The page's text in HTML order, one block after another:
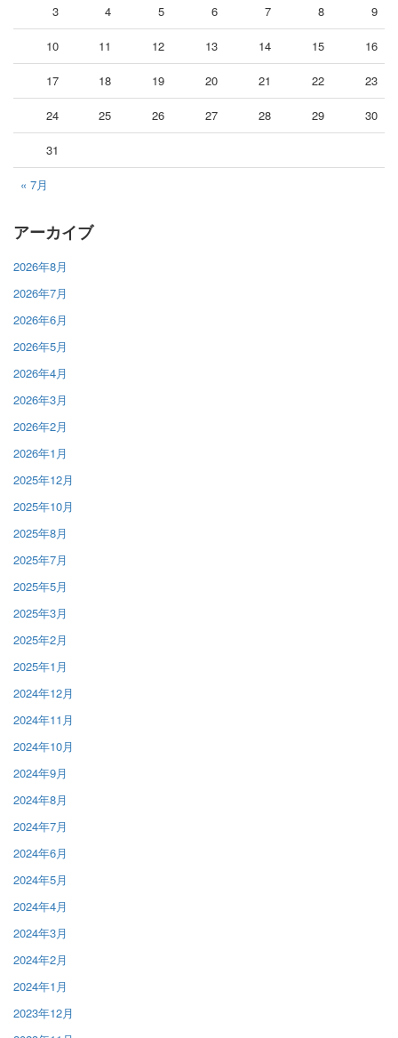
« 7月
3 4 5 6 7 8 9
10 11 12 13 14 15 16
17 18 19 20 21 22 23
24 25 26 27 28 29 30
31
アーカイブ
2026年8月
2026年7月
2026年6月
2026年5月
2026年4月
2026年3月
2026年2月
2026年1月
2025年12月
2025年10月
2025年8月
2025年7月
2025年5月
2025年3月
2025年2月
2025年1月
2024年12月
2024年11月
2024年10月
2024年9月
2024年8月
2024年7月
2024年6月
2024年5月
2024年4月
2024年3月
2024年2月
2024年1月
2023年12月